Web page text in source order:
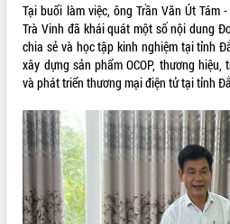
Lễ truy tặng danh hiệu “Bà Mẹ Việt
Nam Anh hùng” và trao Huân chương
Lao động
UBND tỉnh Đắk Lắk triển khai nhiệm
vụ 6 tháng cuối năm 2026
Kỳ họp thứ Hai, Hội đồng nhân dân
tỉnh khóa XI quyết nghị nhiều nội dung
quan trọng
Bí thư Tỉnh ủy Lương Nguyễn Minh
Triết thăm, tặng quà người có công với
cách mạng
ALBUM ẢNH
Tại buổi làm việc, ông Trần Văn Út Tám
Trà Vinh đã khái quát một số nội dung
chia sẻ và học tập kinh nghiệm tại tỉnh
xây dựng sản phẩm OCOP, thương
và phát triển thương mại điện tử tại tỉnh